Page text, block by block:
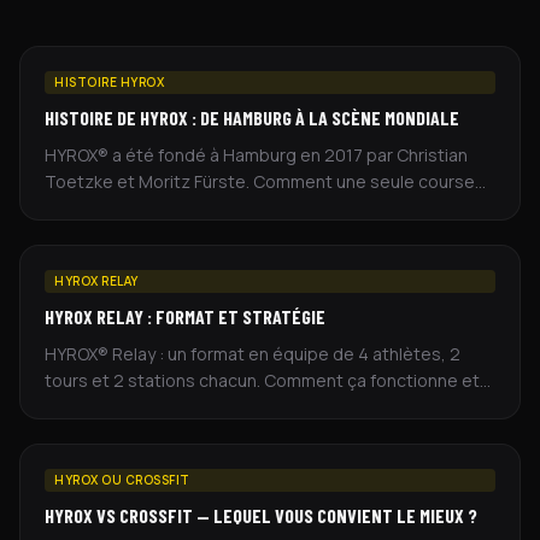
HISTOIRE HYROX
HISTOIRE DE HYROX : DE HAMBURG À LA SCÈNE MONDIALE
HYROX® a été fondé à Hamburg en 2017 par Christian
Toetzke et Moritz Fürste. Comment une seule course
HYROX RELAY
HYROX RELAY : FORMAT ET STRATÉGIE
HYROX® Relay : un format en équipe de 4 athlètes, 2
tours et 2 stations chacun. Comment ça fonctionne et
HYROX OU CROSSFIT
HYROX VS CROSSFIT — LEQUEL VOUS CONVIENT LE MIEUX ?